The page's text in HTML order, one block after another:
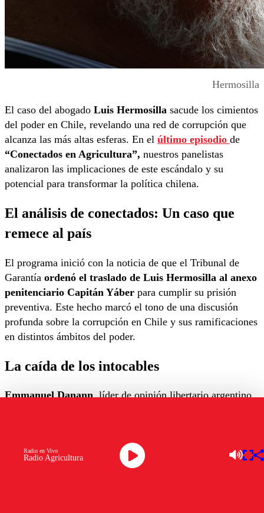
Hermosilla
El caso del abogado Luis Hermosilla sacude los cimientos
del poder en Chile, revelando una red de corrupción que
alcanza las más altas esferas. En el último episodio de
“Conectados en Agricultura”, nuestros panelistas
analizaron las implicaciones de este escándalo y su
potencial para transformar la política chilena.
El análisis de conectados: Un caso que
remece al país
El programa inició con la noticia de que el Tribunal de
Garantía ordenó el traslado de Luis Hermosilla al anexo
penitenciario Capitán Yáber para cumplir su prisión
preventiva. Este hecho marcó el tono de una discusión
profunda sobre la corrupción en Chile y sus ramificaciones
en distintos ámbitos del poder.
La caída de los intocables
Emmanuel Danann, líder de opinión libertario argentino,
más hay detrás”. Esta reflexión abrió el debate sobre la
verdadera extensión de las redes de corrupción en el país.
Radio Agricultura
Radio en Vivo